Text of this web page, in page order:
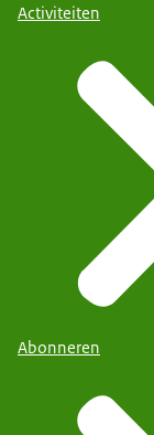
Activiteiten
Abonneren